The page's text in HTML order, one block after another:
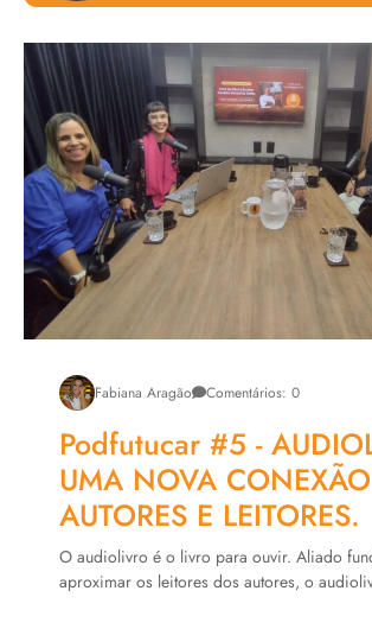
Livro Tenório e a Cidade Flutuante
Roteiro de um Estelionato Amoroso
Chefs Prestige
Fabiana Aragão Comentários: 0
Podfutucar #5 -
UMA NOVA
AUTORES E LEITORES.
O audiolivro é o livro para ouvir. Aliado
aproximar os leitores dos autores, o